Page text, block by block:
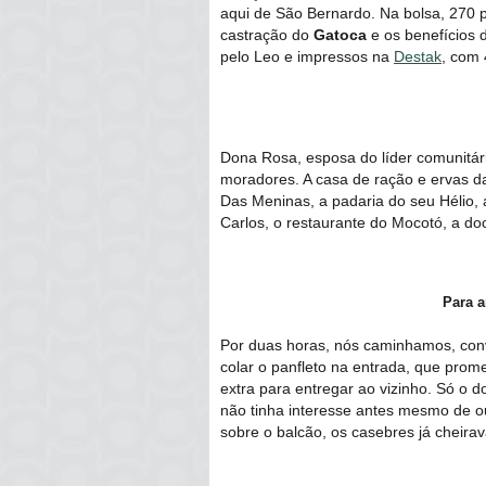
aqui de São Bernardo. Na bolsa, 270
castração do Gatoca e os benefícios
pelo Leo e impressos na Destak ,
Dona Rosa, esposa do líder
moradores. A casa de ração e ervas
Das Meninas, a padaria do seu
Carlos, o restaurante do Mocotó, a
Para
Por duas horas, nós caminhamos,
colar o panfleto na entrada, que
extra para entregar ao vizinho. Só o
não tinha interesse antes mesmo de
sobre o balcão, os casebres já